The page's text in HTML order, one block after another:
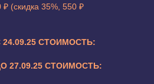
(скидка 35%, 550 ₽
24.09.25 СТОИМОСТЬ:
27.09.25 СТОИМОСТЬ: